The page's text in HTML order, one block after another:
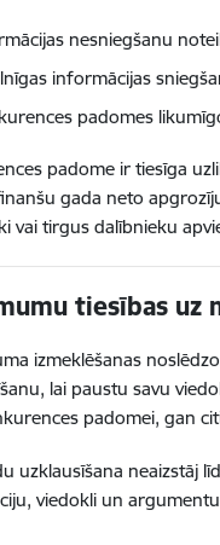
nesniegšanu
informācijas
padomes
padome ir tiesīga
gada neto
vai tirgus dalībnieku
tiesības uz
izmeklēšanas
lai paustu savu
padomei, gan
uzklausīšana neaizstāj
viedokli un